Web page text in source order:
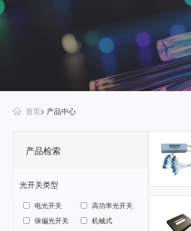
首页> 产品中心
产品检索
光开关类型
电光开关
高功率光开关
保偏光开关
机械式